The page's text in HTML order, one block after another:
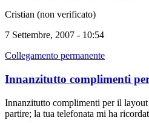
Cristian (non verificato)
7 Settembre, 2007 - 10:54
Collegamento permanente
Innanzitutto complimenti
Innanzitutto complimenti per il
partire; la tua telefonata mi ha